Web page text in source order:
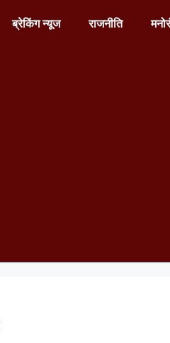
ब्रेकिंग न्यूज राजनीति